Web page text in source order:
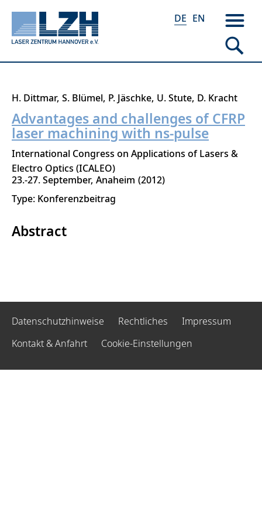
Direkt
zum
Inhalt
DE EN
H. Dittmar S. Blümel P. Jäschke U. Stute D. Kracht
Advantages and challenges of CFRP
laser machining with ns-pulse
International Congress on Applications of Lasers &
Electro Optics (ICALEO)
23.-27. September Anaheim 2012
Type: Konferenzbeitrag
Abstract
Datenschutzhinweise Rechtliches
Impressum
Kontakt & Anfahrt
Cookie-Einstellungen